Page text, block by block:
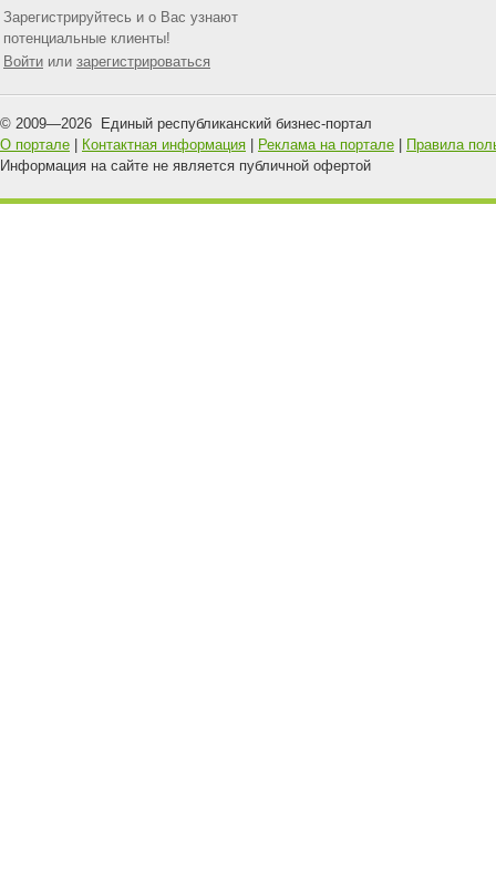
Зарегистрируйтесь и о Вас узнают
потенциальные клиенты!
Войти или зарегистрироваться
© 2009—2026 Единый республиканский бизнес-портал
О портале
Контактная информация Реклама на портале
Правила
Информация на сайте не является публичной офертой